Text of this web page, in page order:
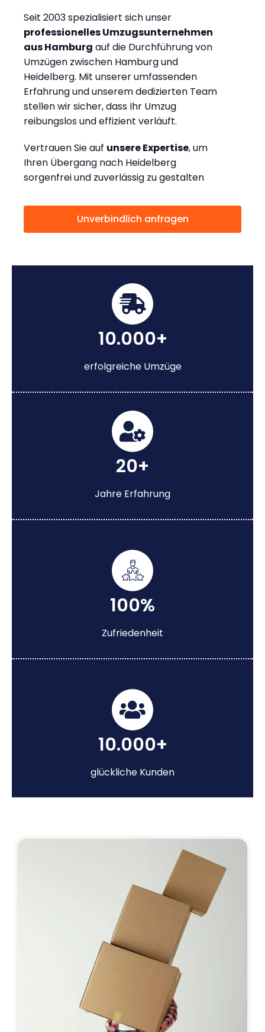
Seit 2003 spezialisiert sich unser
professionelles Umzugsunternehmen
aus Hamburg auf die Durchführung von
Umzügen zwischen Hamburg und
Heidelberg. Mit unserer umfassenden
Erfahrung und unserem dedizierten Team
stellen wir sicher, dass Ihr Umzug
reibungslos und effizient verläuft.
Vertrauen Sie auf unsere Expertise, um
Ihren Übergang nach Heidelberg
sorgenfrei und zuverlässig zu gestalten
Unverbindlich anfragen
10.000+
erfolgreiche Umzüge
20+
Jahre Erfahrung
100%
Zufriedenheit
10.000+
glückliche Kunden